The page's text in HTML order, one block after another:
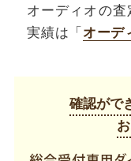
オーディオの査
実績は「 オーデ
確認がで